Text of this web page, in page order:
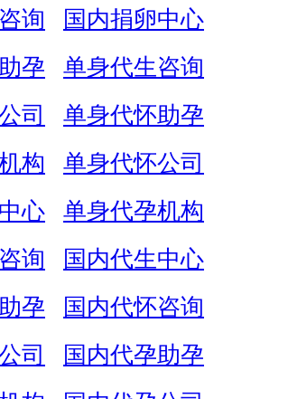
询
国内捐卵中心
孕
单身代生咨询
司
单身代怀助孕
构
单身代怀公司
心
单身代孕机构
询
国内代生中心
孕
国内代怀咨询
司
国内代孕助孕